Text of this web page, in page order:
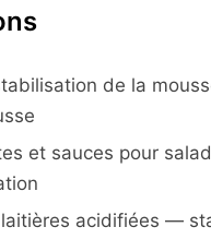
de la
et sauces pour
laitières acidifiées —